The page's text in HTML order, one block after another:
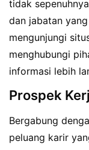
tidak
dan jabatan
mengunjungi
menghubungi
informasi lebih
Prospek
Bergabung
peluang karir